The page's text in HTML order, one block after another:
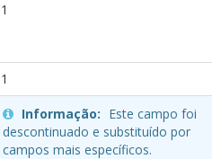
1
1
Informação: Este campo foi
descontinuado e substituído por
campos mais específicos.